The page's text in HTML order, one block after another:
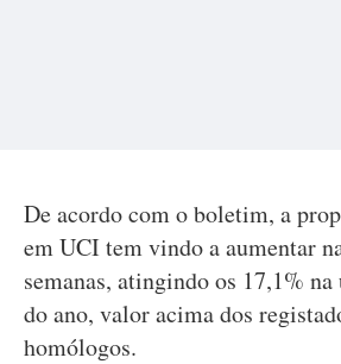
De acordo com o boletim, a
em UCI tem vindo a aumentar
semanas, atingindo os 17,1%
do ano, valor acima dos
homólogos.